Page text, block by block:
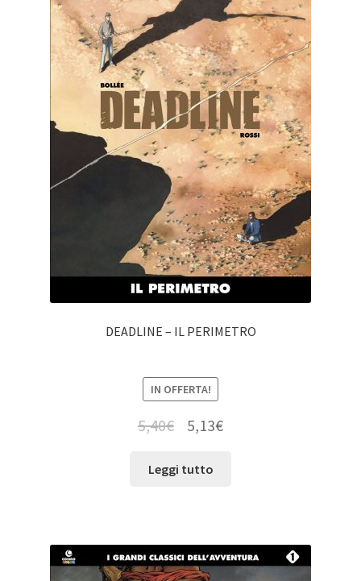
DEADLINE – IL PERIMETRO
IN OFFERTA!
5,40€ 5,13€
Leggi tutto